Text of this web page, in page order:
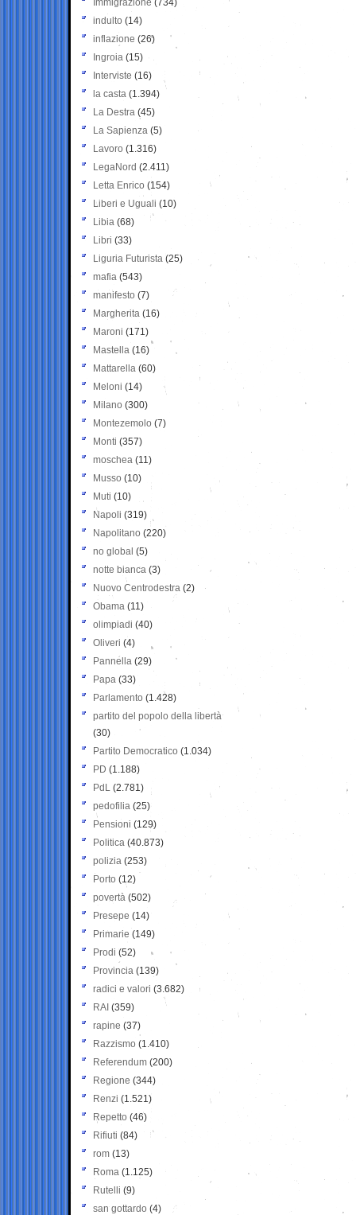
Immigrazione (734)
indulto (14)
inflazione (26)
Ingroia (15)
Interviste (16)
la casta (1.394)
La Destra (45)
La Sapienza (5)
Lavoro (1.316)
LegaNord (2.411)
Letta Enrico (154)
Liberi e Uguali (10)
Libia (68)
Libri (33)
Liguria Futurista (25)
mafia (543)
manifesto (7)
Margherita (16)
Maroni (171)
Mastella (16)
Mattarella (60)
Meloni (14)
Milano (300)
Montezemolo (7)
Monti (357)
moschea (11)
Musso (10)
Muti (10)
Napoli (319)
Napolitano (220)
no global (5)
notte bianca (3)
Nuovo Centrodestra (2)
Obama (11)
olimpiadi (40)
Oliveri (4)
Pannella (29)
Papa (33)
Parlamento (1.428)
partito del popolo della libertà
(30)
Partito Democratico (1.034)
PD (1.188)
PdL (2.781)
pedofilia (25)
Pensioni (129)
Politica (40.873)
polizia (253)
Porto (12)
povertà (502)
Presepe (14)
Primarie (149)
Prodi (52)
Provincia (139)
radici e valori (3.682)
RAI (359)
rapine (37)
Razzismo (1.410)
Referendum (200)
Regione (344)
Renzi (1.521)
Repetto (46)
Rifiuti (84)
rom (13)
Roma (1.125)
Rutelli (9)
san gottardo (4)